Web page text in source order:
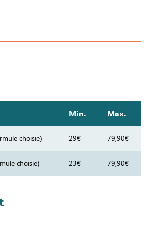
Min. Max.
choisie) 29€ 79,90€
choisie) 23€ 79,90€